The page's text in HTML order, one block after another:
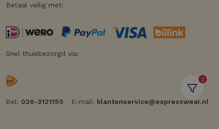
2
Betaal veilig met:
Snel thuisbezorgd via:
Bel: 026-3121155 E-mail: klantenservice@expresswear.nl